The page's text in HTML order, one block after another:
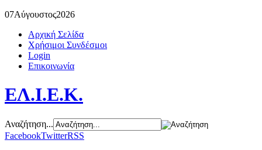
07Αύγουστος2026
Αρχική Σελίδα
Χρήσιμοι Συνδέσμοι
Login
Επικοινωνία
ΕΛ.Ι.Ε.Κ.
Αναζήτηση...
FacebookTwitterRSS